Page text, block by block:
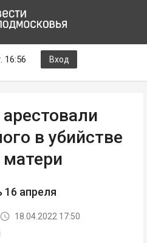
16:56 Вход
в убийстве
матери
16 апреля
18.04.2022 17:50